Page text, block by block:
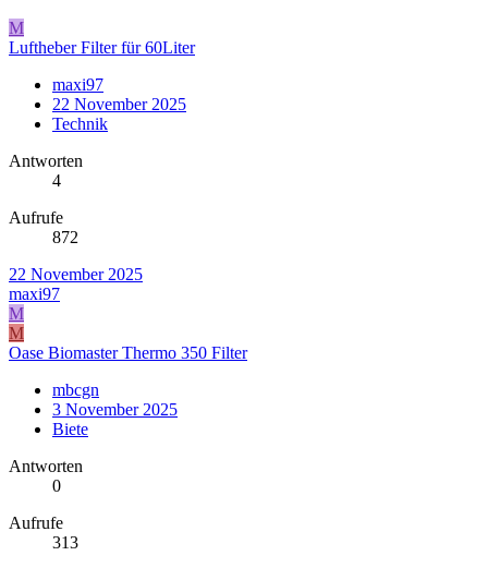
M
Luftheber Filter für 60Liter
maxi97
22 November 2025
Technik
Antworten
4
Aufrufe
872
22 November 2025
maxi97
M
M
Oase Biomaster Thermo 350 Filter
mbcgn
3 November 2025
Biete
Antworten
0
Aufrufe
313